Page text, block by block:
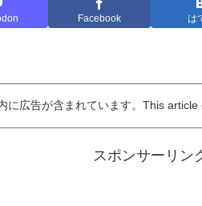
Facebook は
に広告が含まれています。This
スポンサーリン